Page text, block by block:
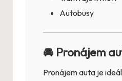
Autobusy
🚘 Pronájem
Pronájem auta je